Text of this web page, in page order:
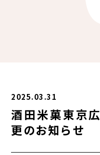
2025.03.31
酒田米菓東京
更のお知らせ